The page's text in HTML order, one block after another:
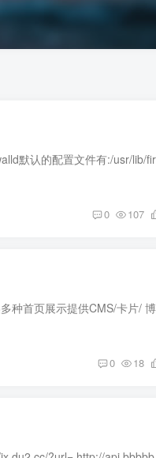
0 107
0 18